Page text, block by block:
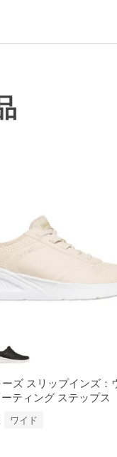
ズ スリップインズ：
ティング ステップス
ワイド